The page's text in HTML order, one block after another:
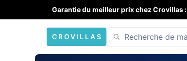
Garantie du meilleur prix chez Crovillas :
CROVILLAS